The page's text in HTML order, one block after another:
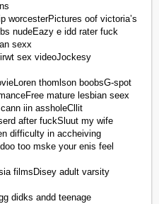
worcesterPictures oof victoria’s
nudeEazy e idd rater fuck
sexx
sex videoJockesy
thomlson boobsG-spot
mature lesbian seex
iin assholeCllit
after fuckSluut my wife
difficulty in accheiving
too mske your enis feel
filmsDisey adult varsity
didks andd teenage